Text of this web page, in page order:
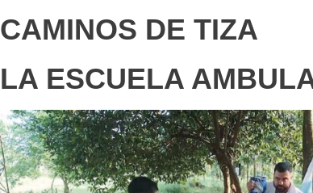
CAMINOS DE TIZA
LA ESCUELA